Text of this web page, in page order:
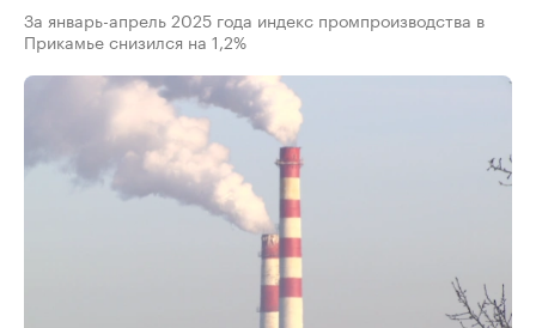
За январь-апрель 2025 года индекс промпроизводства в
Прикамье снизился на 1,2%